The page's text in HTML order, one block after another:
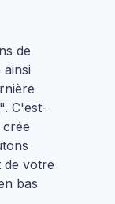
de
ainsi
C'est-
votre
bas